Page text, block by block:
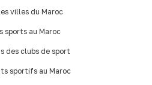
villes du Maroc
sports au Maroc
des clubs de sport
sportifs au Maroc